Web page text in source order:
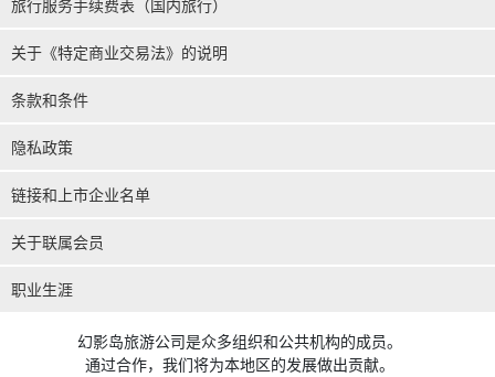
旅行服务手续费表（国内旅行）
关于《特定商业交易法》的说明
条款和条件
隐私政策
链接和上市企业名单
关于联属会员
职业生涯
幻影岛旅游公司是众多组织和公共机构的成员。
通过合作，我们将为本地区的发展做出贡献。